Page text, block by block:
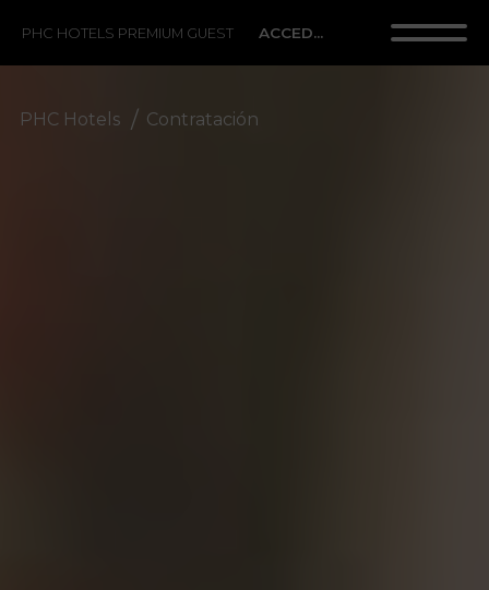
PHC HOTELS PREMIUM GUEST ACCEDER
PHC Hotels Contratación